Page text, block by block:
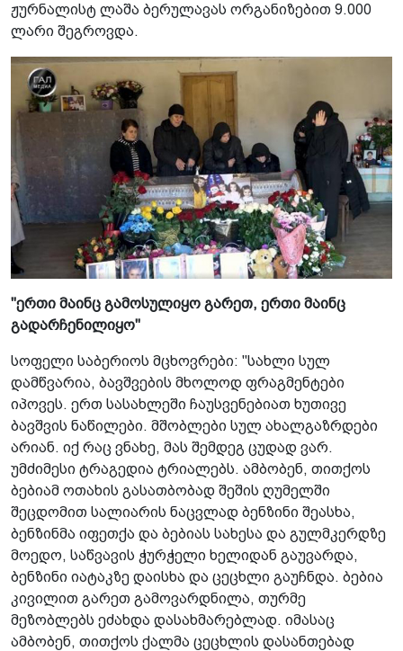
ჟურნალისტ ლაშა ბერულავას ორგანიზებით 9.000
ლარი შეგროვდა.
"ერთი მაინც გამოსულიყო გარეთ, ერთი მაინც
გადარჩენილიყო"
სოფელი საბერიოს მცხოვრები: "სახლი სულ
დამწვარია, ბავშვების მხოლოდ ფრაგმენტები
იპოვეს. ერთ სასახლეში ჩაუსვენებიათ ხუთივე
ბავშვის ნაწილები. მშობლები სულ ახალგაზრდები
არიან. იქ რაც ვნახე, მას შემდეგ ცუდად ვარ.
უმძიმესი ტრაგედია ტრიალებს. ამბობენ, თითქოს
ბებიამ ოთახის გასათბობად შეშის ღუმელში
შეცდომით სალიარის ნაცვლად ბენზინი შეასხა,
ბენზინმა იფეთქა და ბებიას სახესა და გულმკერდზე
მოედო, საწვავის ჭურჭელი ხელიდან გაუვარდა,
ბენზინი იატაკზე დაისხა და ცეცხლი გაუჩნდა. ბებია
კივილით გარეთ გამოვარდნილა, თურმე
მეზობლებს ეძახდა დასახმარებლად. იმასაც
ამბობენ, თითქოს ქალმა ცეცხლის დასანთებად